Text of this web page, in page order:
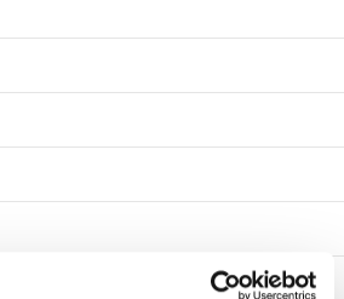
en gecoat